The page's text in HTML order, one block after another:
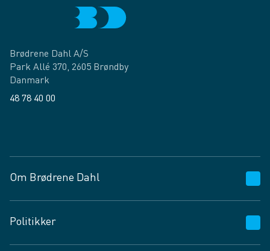
Brødrene Dahl A/S
Park Allé 370, 2605 Brøndby
Danmark
48 78 40 00
Om Brødrene Dahl
Vagttelefon 30 10 89 89
Spørgsmål og svar
Politikker